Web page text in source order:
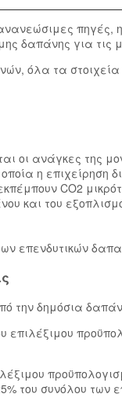
πηγές,
δαπάνης για τις
όλα τα
οι ανάγκες της
η επιχείρηση
CO2
του
επενδυτικών
την δημόσια
επιλέξιμου
του συνόλου των